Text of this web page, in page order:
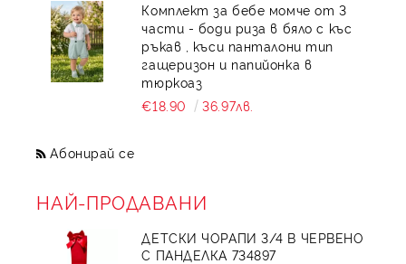
Комплект за бебе момче от 3
части - боди риза в бяло с къс
ръкав , къси панталони тип
гащеризон и папийонка в
тюркоаз
€18.90
36.97лв.
Абонирай се
НАЙ-ПРОДАВАНИ
ДЕТСКИ ЧОРАПИ 3/4 В ЧЕРВЕНО
С ПАНДЕЛКА 734897